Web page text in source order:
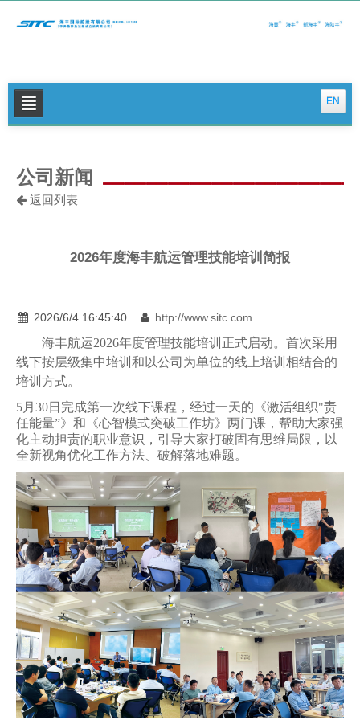
EN
公司新闻
集运特色服务
联系我们
人才招聘
提单条件及条款
公司新闻
返回列表
2026年度海丰航运管理技能培训简报
2026/6/4 16:45:40 http://www.sitc.com
海丰航运2026年度管理技能培训正式启动。首次采用
线下按层级集中培训和以公司为单位的线上培训相结合的
培训方式。
5月30日完成第一次线下课程，经过一天的《激活组织"责
任能量”》和《心智模式突破工作坊》两门课，帮助大家强
化主动担责的职业意识，引导大家打破固有思维局限，以
全新视角优化工作方法、破解落地难题。